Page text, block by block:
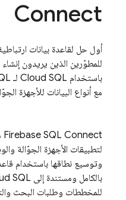
Connect
للمطوّرين الذين يريدون
باستخدام Cloud SQL
مع أنواع البيانات للأجهزة
Firebase SQL Connect
لتطبيقات الأجهزة الجوّالة
بالكامل ومستندة إلى SQL
للمخططات وطلبات البحث